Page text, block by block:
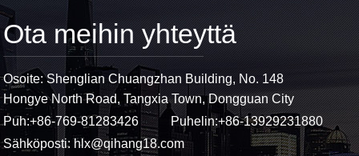
Ota meihin yhteyttä
Osoite: Shenglian Chuangzhan Building, No. 148
Hongye North Road, Tangxia Town, Dongguan City
Puh:+86-769-81283426 Puhelin:+86-13929231880
Sähköposti:hlx@qihang18.com